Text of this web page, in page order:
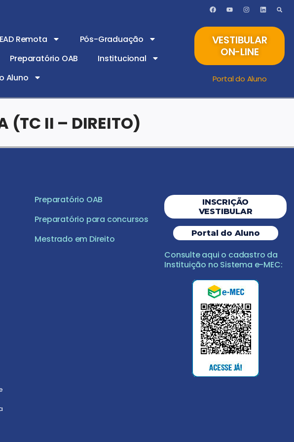
Remota
Pós-Graduação
Preparatório OAB
Institucional
Aluno
VESTIBULAR
ON-LINE
Portal do Aluno
(TC II – DIREITO)
Preparatório OAB
Preparatório para concursos
Mestrado em Direito
INSCRIÇÃO
VESTIBULAR
Portal do Aluno
Consulte aqui o cadastro da
Instituição no Sistema e-MEC: